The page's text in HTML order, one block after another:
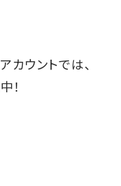
ウントでは、
！